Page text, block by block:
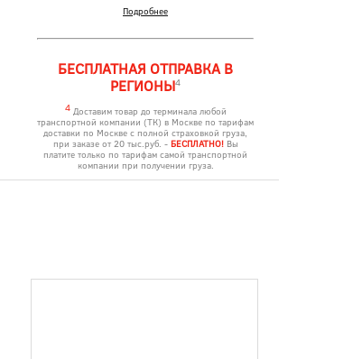
Подробнее
БЕСПЛАТНАЯ ОТПРАВКА В
РЕГИОНЫ4
4Доставим товар до терминала любой
транспортной компании (ТК) в Москве по тарифам
доставки по Москве с полной страховкой груза,
при заказе от 20 тыс.руб. - БЕСПЛАТНО!Вы
платите только по тарифам самой транспортной
компании при получении груза.